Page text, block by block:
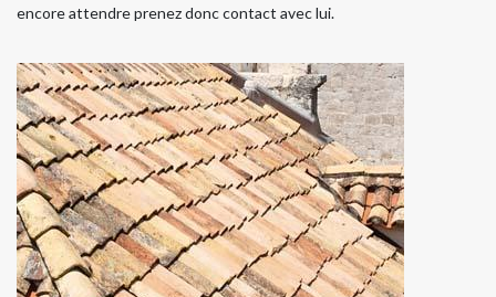
encore attendre prenez donc contact avec lui.